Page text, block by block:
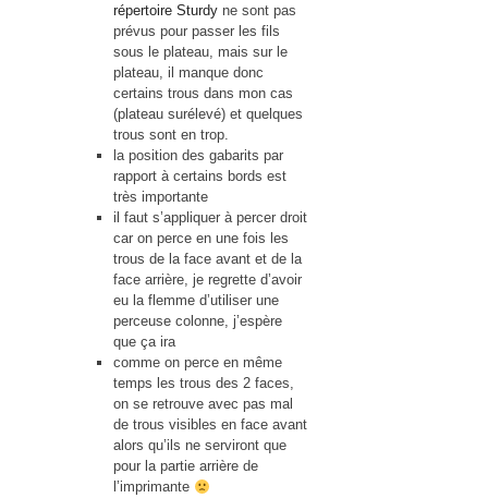
répertoire Sturdy ne sont pas
prévus pour passer les fils
sous le plateau, mais sur le
plateau, il manque donc
certains trous dans mon cas
(plateau surélevé) et quelques
trous sont en trop.
la position des gabarits par
rapport à certains bords est
très importante
il faut s’appliquer à percer droit
car on perce en une fois les
trous de la face avant et de la
face arrière, je regrette d’avoir
eu la flemme d’utiliser une
perceuse colonne, j’espère
que ça ira
comme on perce en même
temps les trous des 2 faces,
on se retrouve avec pas mal
de trous visibles en face avant
alors qu’ils ne serviront que
pour la partie arrière de
l’imprimante